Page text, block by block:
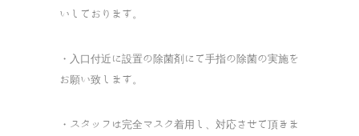
いしております。
・入口付近に設置の除菌剤にて手指の除菌の実施を
お願い致します。
・スタッフは完全マスク着用し、対応させて頂きま